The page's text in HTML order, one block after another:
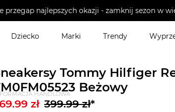
przegap najlepszych okazji - zamknij sezon w
Dziecko Marki Trendy
Tommy Hilfiger
Beżowy
HANDLOWA
zł 399.99zł*